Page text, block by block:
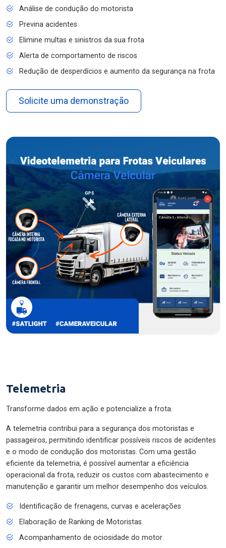
Análise de condução do motorista
Previna acidentes
Elimine multas e sinistros da sua frota
Alerta de comportamento de riscos
Redução de desperdícios e aumento da segurança na frota
Solicite uma demonstração
Telemetria
Transforme dados em ação e potencialize a frota.
A telemetria contribui para a segurança dos motoristas e
passageiros, permitindo identificar possíveis riscos de acidentes
e o modo de condução dos motoristas. Com uma gestão
eficiente da telemetria, é possível aumentar a eficiência
operacional da frota, reduzir os custos com abastecimento e
manutenção e garantir um melhor desempenho dos veículos.
Identificação de frenagens, curvas e acelerações
Elaboração de Ranking de Motoristas
Acompanhamento de ociosidade do motor